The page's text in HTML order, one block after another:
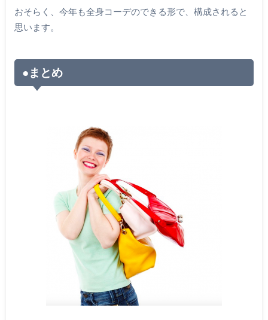
おそらく、今年も全身コーデのできる形で、構成されると
思います。
●まとめ